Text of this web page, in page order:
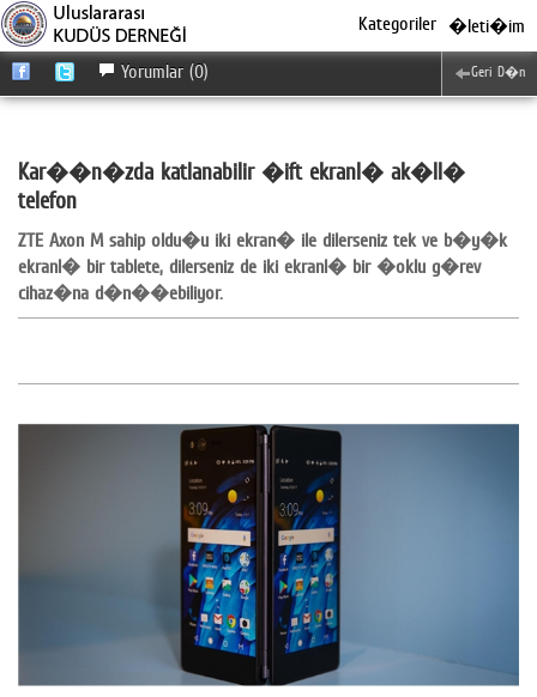
�leti�im
Kategoriler
Kar��n�zda katlanabilir �ift ekranl� ak�ll�
telefon
ZTE Axon M sahip oldu�u iki ekran� ile dilerseniz tek ve b�y�k
ekranl� bir tablete, dilerseniz de iki ekranl� bir �oklu g�rev
cihaz�na d�n��ebiliyor.
Geri D�n
Yorumlar (0)